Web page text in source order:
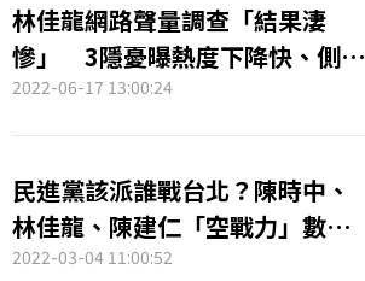
林佳龍網路聲量調查「結果淒
慘」 3隱憂曝熱度下降快、側翼
不喜愛
2022-06-17 13:00:24
民進黨該派誰戰台北？陳時中、
林佳龍、陳建仁「空戰力」數據
出爐
2022-03-04 11:00:52